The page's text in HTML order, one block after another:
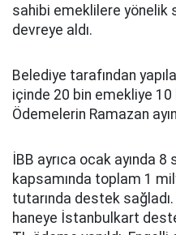
sahibi emeklilere yönelik
devreye aldı.
Belediye tarafından
içinde 20 bin emekliye
Ödemelerin Ramazan
İBB ayrıca ocak ayında
kapsamında toplam 1
tutarında destek
haneye İstanbulkart